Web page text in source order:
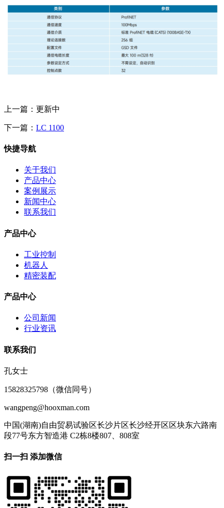
上一篇：更新中
下一篇： LC 1100
快捷导航
关于我们
产品中心
案例展示
新闻中心
联系我们
产品中心
工业控制
机器人
精密装配
产品中心
公司新闻
行业资讯
联系我们
孔女士
15828325798（微信同号）
wangpeng@hooxman.com
中国(湖南)自由贸易试验区长沙片区长沙经开区区块东六路南
段77号东方智造港 C2栋8楼807、808室
扫一扫 添加微信